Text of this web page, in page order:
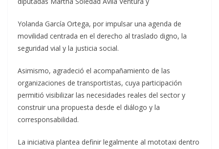
Yolanda García Ortega, por impulsar una agenda de
movilidad centrada en el derecho al traslado digno, la
seguridad vial y la justicia social.
Asimismo, agradeció el acompañamiento de las
organizaciones de transportistas, cuya participación
permitió visibilizar las necesidades reales del sector y
construir una propuesta desde el diálogo y la
corresponsabilidad.
La iniciativa plantea definir legalmente al mototaxi dentro